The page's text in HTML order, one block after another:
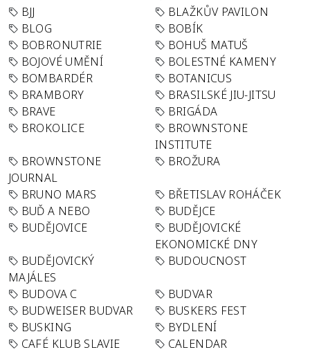
BJJ
BLAŽKŮV PAVILON
BLOG
BOBÍK
BOBRONUTRIE
BOHUŠ MATUŠ
BOJOVÉ UMĚNÍ
BOLESTNÉ KAMENY
BOMBARDÉR
BOTANICUS
BRAMBORY
BRASILSKÉ JIU-JITSU
BRAVE
BRIGÁDA
BROKOLICE
BROWNSTONE
INSTITUTE
BROWNSTONE
JOURNAL
BROŽURA
BRUNO MARS
BŘETISLAV ROHÁČEK
BUĎ A NEBO
BUDĚJCE
BUDĚJOVICE
BUDĚJOVICKÉ
EKONOMICKÉ DNY
BUDĚJOVICKÝ
MAJÁLES
BUDOUCNOST
BUDOVA C
BUDVAR
BUDWEISER BUDVAR
BUSKERS FEST
BUSKING
BYDLENÍ
CAFÉ KLUB SLAVIE
CALENDAR